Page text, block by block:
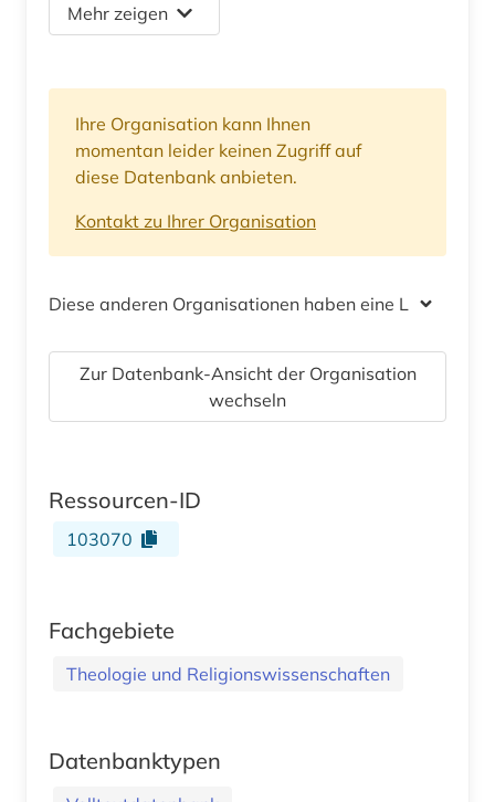
Mehr zeigen
Ihre Organisation kann Ihnen
momentan leider keinen Zugriff auf
diese Datenbank anbieten.
Kontakt zu Ihrer Organisation
Diese anderen Organisationen haben eine Lizenz
Zur Datenbank-Ansicht der Organisation
wechseln
Ressourcen-ID
103070
Fachgebiete
Theologie und Religionswissenschaften
Datenbanktypen